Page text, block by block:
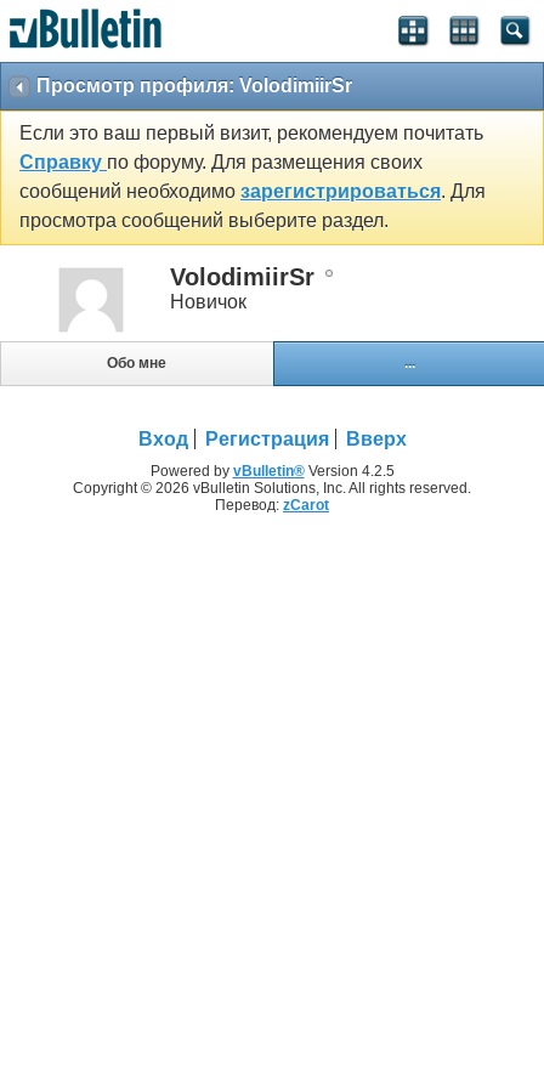
Просмотр профиля: VolodimiirSr
Если это ваш первый визит, рекомендуем почитать
Справку по форуму. Для размещения своих
сообщений необходимо зарегистрироваться. Для
просмотра сообщений выберите раздел.
VolodimiirSr
Новичок
Обо мне ...
Вход Регистрация Вверх
Powered by vBulletin®Version 4.2.5
Copyright © 2026 vBulletin Solutions, Inc. All rights reserved.
Перевод: zCarot